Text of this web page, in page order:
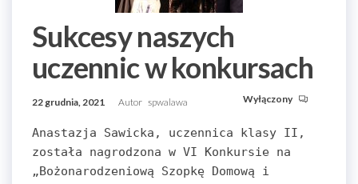
Sukcesy naszych
uczennic w konkursach
22 grudnia, 2021 Autor spwalawa Wyłączony
Anastazja Sawicka, uczennica klasy II,
została nagrodzona w VI Konkursie na
„Bożonarodzeniową Szopkę Domową i